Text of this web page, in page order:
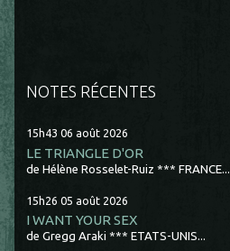
NOTES RÉCENTES
15h43 06 août 2026
LE TRIANGLE D'OR
de Hélène Rosselet-Ruiz *** FRANCE...
15h26 05 août 2026
I WANT YOUR SEX
de Gregg Araki *** ETATS-UNIS...